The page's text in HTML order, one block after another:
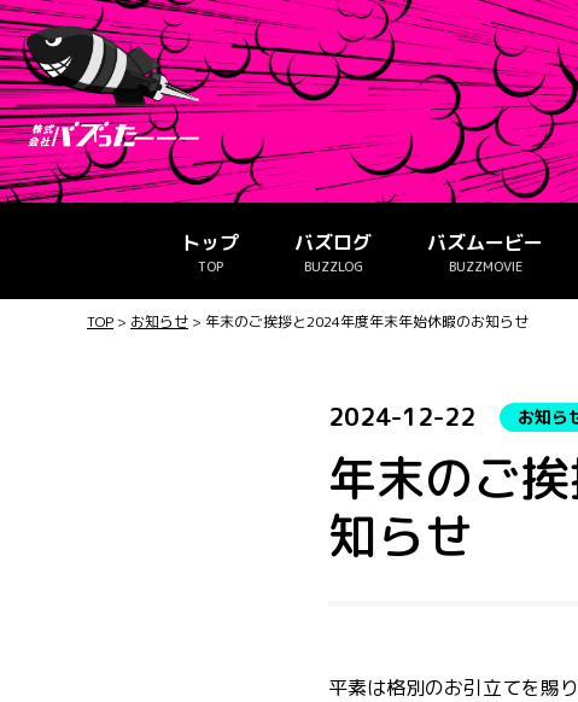
トップ
TOP
バズログ
BUZZLOG
バズムービー
BUZZMOVIE
TOP > お知らせ > 年末のご挨拶と2024年度年末年始休暇のお知らせ
2024-12-22 お知ら
年末のご
知らせ
平素は格別のお引立てを賜